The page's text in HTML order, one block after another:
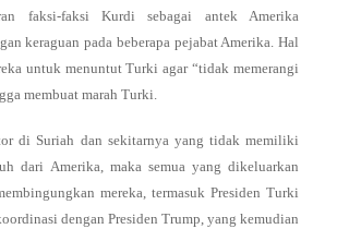
faksi-faksi Kurdi sebagai antek Amerika
keraguan pada beberapa pejabat Amerika. Hal
untuk menuntut Turki agar “tidak memerangi
membuat marah Turki.
di Suriah dan sekitarnya yang tidak memiliki
dari Amerika, maka semua yang dikeluarkan
mereka, termasuk Presiden Turki
dengan Presiden Trump, yang kemudian